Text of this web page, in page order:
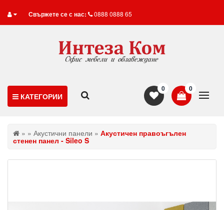
Свържете се с нас: 0888 0888 65
КАТЕГОРИИ
0
0
» » Акустични панели » Акустичен правоъгълен
стенен панел - Sileo S